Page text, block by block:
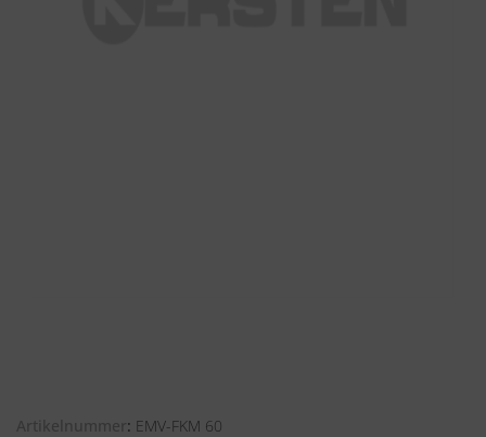
Artikelnummer EMV-FKM 60